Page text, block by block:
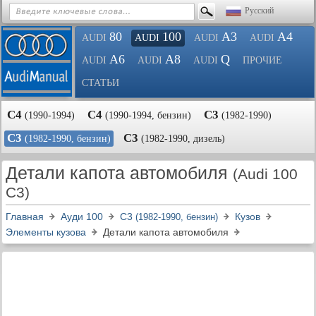
Русский
AUDI 80 AUDI 100 AUDI A3 AUDI A4
AUDI A6 AUDI A8 AUDI Q ПРОЧИЕ
СТАТЬИ
С4 (1990-1994) С4 (1990-1994, бензин) С3 (1982-1990)
С3 (1982-1990, бензин) С3 (1982-1990, дизель)
Детали капота автомобиля (Audi 100
C3)
Главная Ауди 100 С3 (1982-1990, бензин)
Кузов
Элементы кузова
Детали капота автомобиля